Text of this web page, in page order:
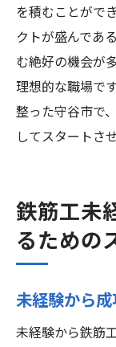
を積むことがで
クトが盛んであ
む絶好の機会が
理想的な職場で
整った守谷市で
してスタートさ
鉄筋工未
るための
未経験から
未経験から鉄筋